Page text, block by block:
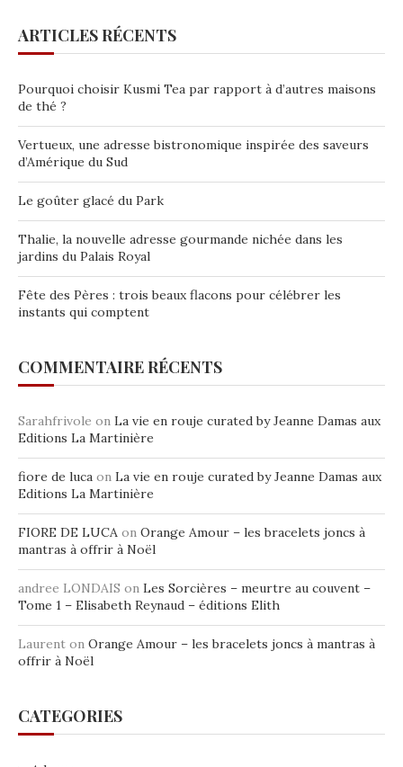
ARTICLES RÉCENTS
Pourquoi choisir Kusmi Tea par rapport à d’autres maisons
de thé ?
Vertueux, une adresse bistronomique inspirée des saveurs
d’Amérique du Sud
Le goûter glacé du Park
Thalie, la nouvelle adresse gourmande nichée dans les
jardins du Palais Royal
Fête des Pères : trois beaux flacons pour célébrer les
instants qui comptent
COMMENTAIRE RÉCENTS
Sarahfrivole on La vie en rouje curated by Jeanne Damas aux
Editions La Martinière
fiore de luca on La vie en rouje curated by Jeanne Damas aux
Editions La Martinière
FIORE DE LUCA on Orange Amour – les bracelets joncs à
mantras à offrir à Noël
andree LONDAIS on Les Sorcières – meurtre au couvent –
Tome 1 – Elisabeth Reynaud – éditions Elith
Laurent on Orange Amour – les bracelets joncs à mantras à
offrir à Noël
CATEGORIES